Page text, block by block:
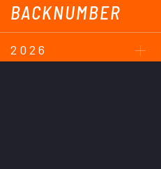
BACKNUMBER
2026